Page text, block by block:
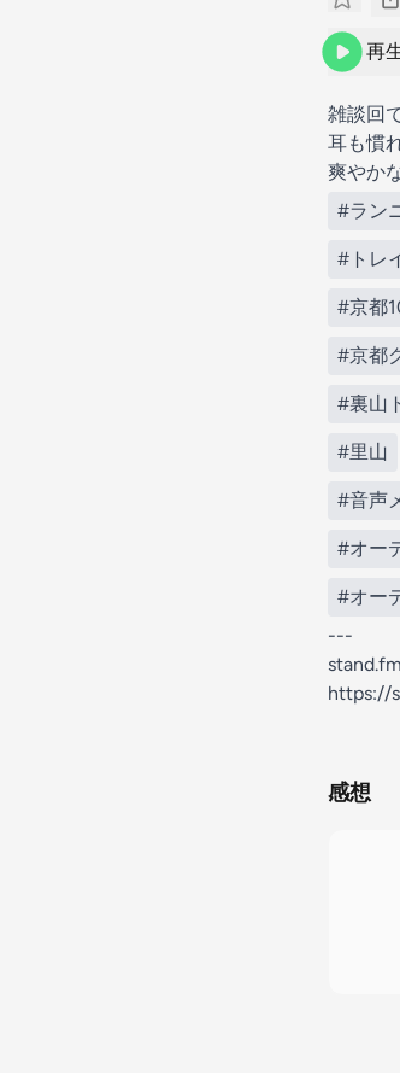
再
雑談回
耳も慣
爽やか
#ラン
#トレ
#京都
#京都
#裏山
#里山
#音声
#オー
#オー
---
https://
感想